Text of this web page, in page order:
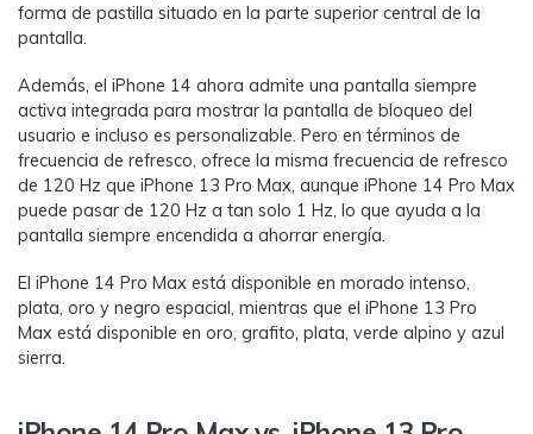
forma de pastilla situado en la parte superior central de la
pantalla.
Además, el iPhone 14 ahora admite una pantalla siempre
activa integrada para mostrar la pantalla de bloqueo del
usuario e incluso es personalizable. Pero en términos de
frecuencia de refresco, ofrece la misma frecuencia de refresco
de 120 Hz que iPhone 13 Pro Max, aunque iPhone 14 Pro Max
puede pasar de 120 Hz a tan solo 1 Hz, lo que ayuda a la
pantalla siempre encendida a ahorrar energía.
El iPhone 14 Pro Max está disponible en morado intenso,
plata, oro y negro espacial, mientras que el iPhone 13 Pro
Max está disponible en oro, grafito, plata, verde alpino y azul
sierra.